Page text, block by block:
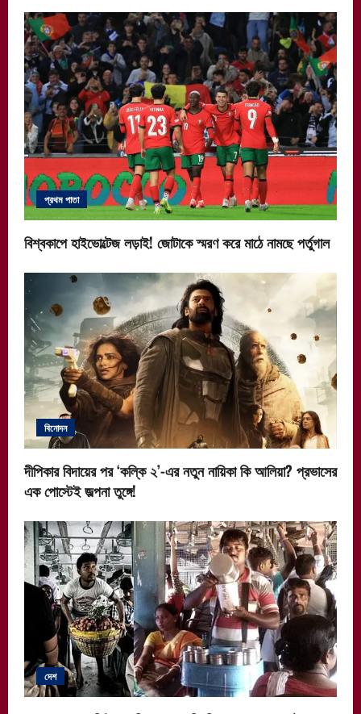
প্রথম পাতা
বিশ্বকাপে হাইভোল্টেজ লড়াই! জোটাকে স্মরণ করে মাঠে নামছে পর্তুগাল
বিনোদন
দীপিকার বিদায়ের পর ‘কল্কি ২’-এর নতুন নায়িকা কি আলিয়া? প্রভাসের
এক পোস্টেই জল্পনা তুঙ্গে!
দেশ